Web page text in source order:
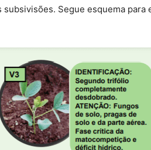
Segue esquema para